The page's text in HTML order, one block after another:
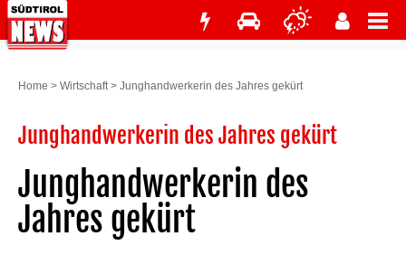
Home > Wirtschaft> Junghandwerkerin des Jahres gekürt
Junghandwerkerin des Jahres gekürt
Junghandwerkerin des
Jahres gekürt